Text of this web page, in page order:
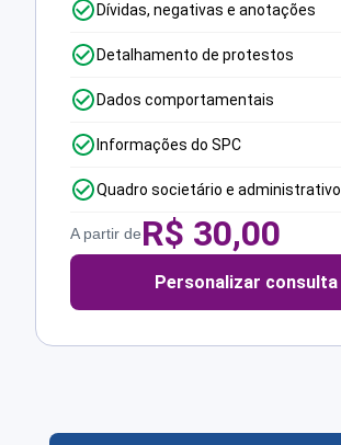
Dívidas, negativas e anotações
Detalhamento de protestos
Dados comportamentais
Informações do SPC
Quadro societário e administrativo
A partir deR$ 30,00
Personalizar consulta